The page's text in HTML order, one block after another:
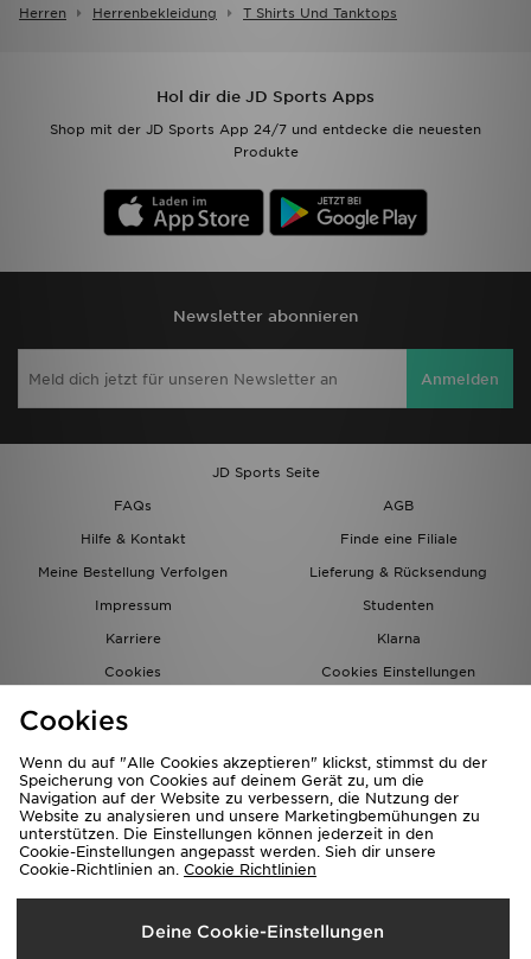
Herren Herrenbekleidung T Shirts Und Tanktops
Hol dir die JD Sports Apps
Shop mit der JD Sports App 24/7 und entdecke die neuesten
Produkte
Newsletter abonnieren
Anmelden
JD Sports Seite
FAQs
AGB
Hilfe & Kontakt
Finde eine Filiale
Meine Bestellung Verfolgen
Lieferung & Rücksendung
Impressum
Studenten
Karriere
Klarna
Cookies
Cookies Einstellungen
Lieferung Nach
Deutschland
Cookies
Wenn du auf "Alle Cookies akzeptieren" klickst, stimmst du der
Speicherung von Cookies auf deinem Gerät zu, um die
Navigation auf der Website zu verbessern, die Nutzung der
Website zu analysieren und unsere Marketingbemühungen zu
unterstützen. Die Einstellungen können jederzeit in den
Cookie-Einstellungen angepasst werden. Sieh dir unsere
Cookie-Richtlinien an. Cookie Richtlinien
Deine Cookie-Einstellungen